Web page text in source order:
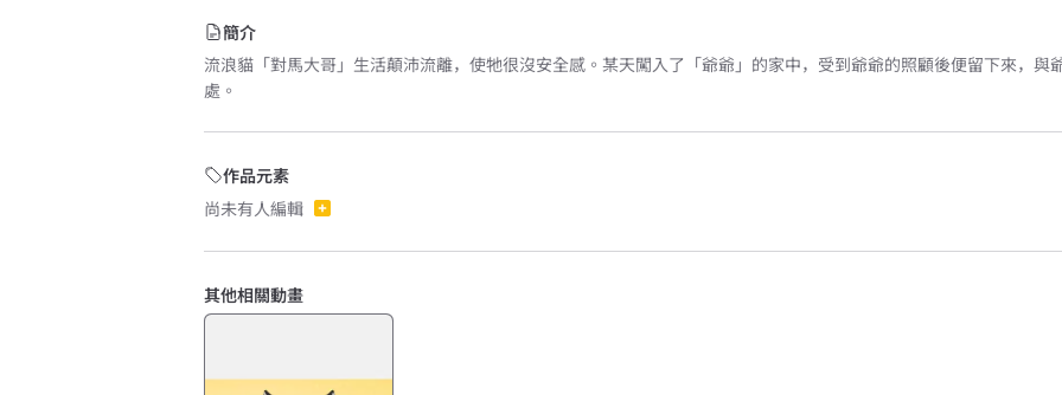
簡介
流浪貓「對馬大哥」生活顛沛流離，使牠很沒安全感。某天闖入了「爺爺」的家中，受到爺爺的照顧後便留下來，與
處。
作品元素
尚未有人編輯
其他相關動畫